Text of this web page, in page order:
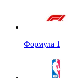
Формула 1